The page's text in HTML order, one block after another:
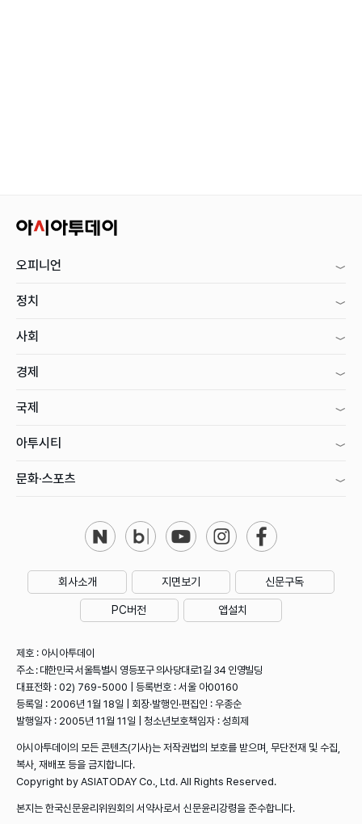
오피니언
정치
사회
경제
국제
아투시티
문화·스포츠
회사소개 지면보기 신문구독
PC버전 앱설치
제호 : 아시아투데이
주소 : 대한민국 서울특별시 영등포구 의사당대로1길 34 인영빌딩
대표전화 : 02) 769-5000 | 등록번호 : 서울 아00160
등록일 : 2006년 1월 18일 | 회장·발행인·편집인 : 우종순
발행일자 : 2005년 11월 11일 | 청소년보호책임자 : 성희제
아시아투데이의 모든 콘텐츠(기사)는 저작권법의 보호를 받으며, 무단전재 및 수집,
복사, 재배포 등을 금지합니다.
Copyright by ASIATODAY Co., Ltd. All Rights Reserved.
본지는 한국신문윤리위원회의 서약사로서 신문윤리강령을 준수합니다.